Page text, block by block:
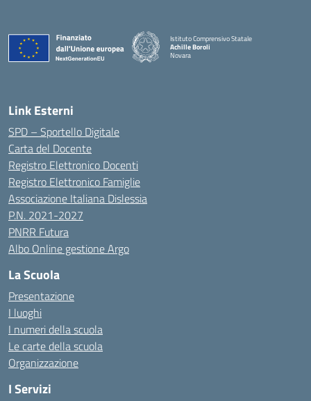
Istituto Comprensivo Statale
Achille Boroli
Novara
Link Esterni
SPD – Sportello Digitale
Carta del Docente
Registro Elettronico Docenti
Registro Elettronico Famiglie
Associazione Italiana Dislessia
P.N. 2021-2027
PNRR Futura
Albo Online gestione Argo
La Scuola
Presentazione
I luoghi
I numeri della scuola
Le carte della scuola
Organizzazione
I Servizi